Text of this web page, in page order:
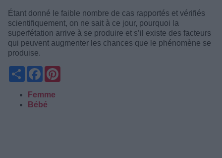
Étant donné le faible nombre de cas rapportés et vérifiés
scientifiquement, on ne sait à ce jour, pourquoi la
superfétation arrive à se produire et s’il existe des facteurs
qui peuvent augmenter les chances que le phénomène se
produise.
PartagerFacebook
Femme
Bébé